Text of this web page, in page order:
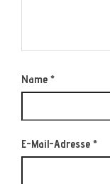
Name *
E-Mail-Adresse *